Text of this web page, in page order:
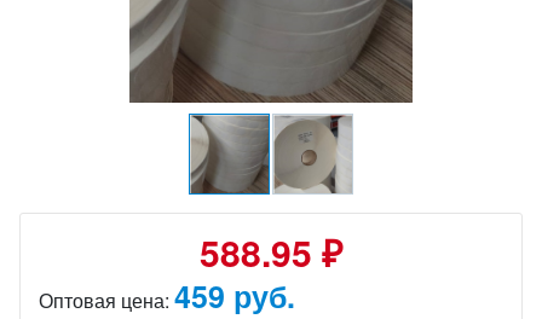
588.95 ₽
Оптовая цена: 459 руб.